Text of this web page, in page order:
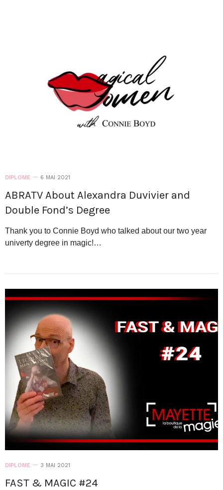
DIPLOME 6 MAI 2021
ABRATV About Alexandra Duvivier and
Double Fond’s Degree
Thank you to Connie Boyd who talked about our two year
univerty degree in magic!…
DIPLOME 3 MAI 2021
FAST & MAGIC #24